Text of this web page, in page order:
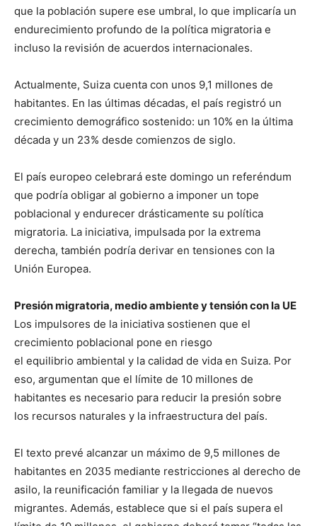
que la población supere ese umbral, lo que implicaría un
endurecimiento profundo de la política migratoria e
incluso la revisión de acuerdos internacionales.
Actualmente, Suiza cuenta con unos 9,1 millones de
habitantes. En las últimas décadas, el país registró un
crecimiento demográfico sostenido: un 10% en la última
década y un 23% desde comienzos de siglo.
El país europeo celebrará este domingo un referéndum
que podría obligar al gobierno a imponer un tope
poblacional y endurecer drásticamente su política
migratoria. La iniciativa, impulsada por la extrema
derecha, también podría derivar en tensiones con la
Unión Europea.
Presión migratoria, medio ambiente y tensión con la UE
Los impulsores de la iniciativa sostienen que el
crecimiento poblacional pone en riesgo
el equilibrio ambiental y la calidad de vida en Suiza. Por
eso, argumentan que el límite de 10 millones de
habitantes es necesario para reducir la presión sobre
los recursos naturales y la infraestructura del país.
El texto prevé alcanzar un máximo de 9,5 millones de
habitantes en 2035 mediante restricciones al derecho de
asilo, la reunificación familiar y la llegada de nuevos
migrantes. Además, establece que si el país supera el